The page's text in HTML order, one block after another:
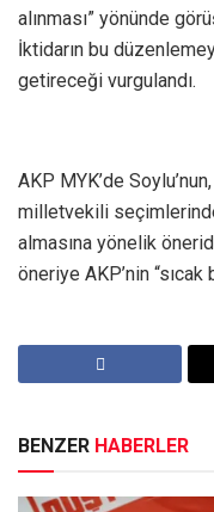
alınması” yönünde
İktidarın bu
getireceği vurgulandı.
AKP MYK’de
milletvekili
almasına yönelik
öneriye AKP’nin “sıcak
BENZER HABERLER